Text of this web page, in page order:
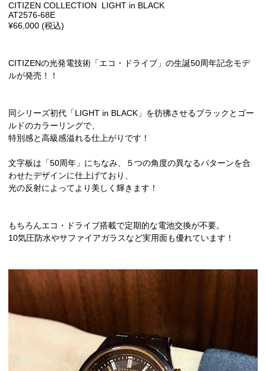
CITIZEN COLLECTION LIGHT in BLACK
AT2576-68E
¥66,000 (税込)
CITIZENの光発電技術「エコ・ドライブ」の生誕50周年記念モデ
ルが発売！！
同シリーズ初代「LIGHT in BLACK」を彷彿させるブラックとゴー
ルドのカラーリングで、
特別感と高級感溢れる仕上がりです！
文字板は「50周年」にちなみ、５つの角度の異なるパターンを合
わせたデザインに仕上げており、
光の反射によってより美しく輝きます！
もちろんエコ・ドライブ搭載で定期的な電池交換が不要。
10気圧防水やサファイアガラスなど実用面も優れています！